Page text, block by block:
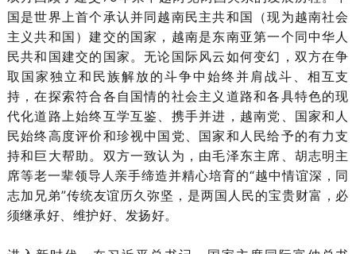
国是世界上首个承认并同越南民主共和国（现为越南社会
主义共和国）建交的国家，越南是东南亚第一个同中华人
民共和国建交的国家。无论国际风云如何变幻，双方在争
取国家独立和民族解放的斗争中始终并肩战斗、相互支
持，在探索符合各自国情的社会主义道路和各具特色的现
代化道路上始终互学互鉴、携手并进，越南党、国家和人
民始终高度评价和珍视中国党、国家和人民给予的有力支
持和巨大帮助。双方一致认为，由毛泽东主席、胡志明主
席等老一辈领导人亲手缔造并精心培育的“越中情谊深，同
志加兄弟”传统友谊历久弥坚，是两国人民的宝贵财富，必
须继承好、维护好、发扬好。